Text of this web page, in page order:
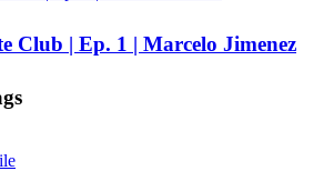
Club | Ep. 1 | Marcelo Jimenez